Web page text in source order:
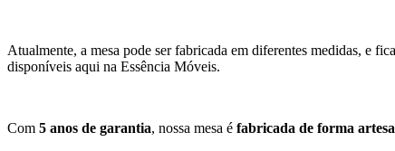
Atualmente, a mesa pode ser fabricada em diferentes medidas, e
disponíveis aqui na Essência Móveis.
Com 5 anos de garantia, nossa mesa é fabricada de forma